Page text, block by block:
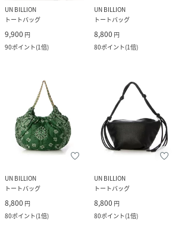
UN BILLION
トートバッグ
9,900 円
90ポイント(1倍)
UN BILLION
トートバッグ
8,800 円
80ポイント(1倍)
UN BILLION
トートバッグ
8,800 円
80ポイント(1倍)
UN BILLION
トートバッグ
8,800 円
80ポイント(1倍)